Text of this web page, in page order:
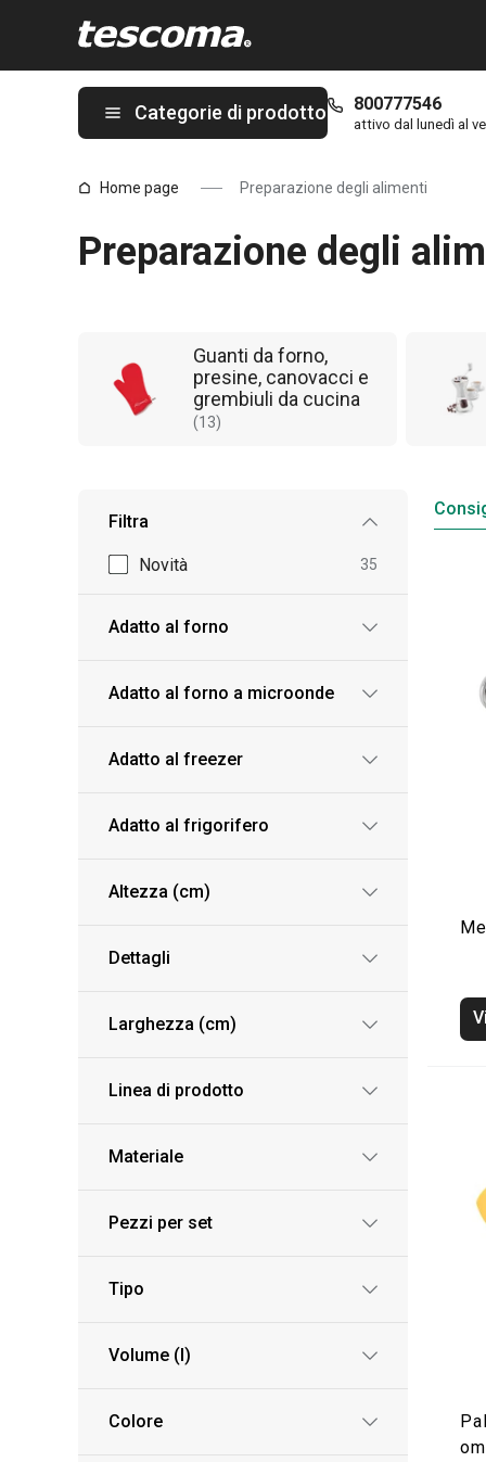
Categorie di prodotto 800777546
attivo dal lunedì al
Home page Preparazione degli alimenti
Preparazione degli
Guanti da forno,
presine, canovacci e
grembiuli da cucina
(13)
Filtra
Novità 35
Adatto al forno
Adatto al forno a microonde
Adatto al freezer
Adatto al frigorifero
Altezza (cm)
Dettagli
Larghezza (cm)
Linea di prodotto
Materiale
Pezzi per set
Tipo
Volume (l)
Colore